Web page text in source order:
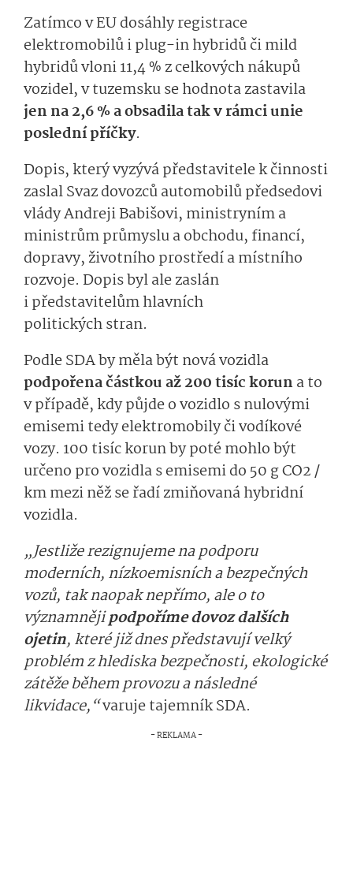
Zatímco v EU dosáhly registrace
elektromobilů i plug-in hybridů či mild
hybridů vloni 11,4 % z celkových nákupů
vozidel, v tuzemsku se hodnota zastavila
jen na 2,6 % a obsadila tak v rámci unie
poslední příčky.
Dopis, který vyzývá představitele k činnosti
zaslal Svaz dovozců automobilů předsedovi
vlády Andreji Babišovi, ministryním a
ministrům průmyslu a obchodu, financí,
dopravy, životního prostředí a místního
rozvoje. Dopis byl ale zaslán
i představitelům hlavních
politických stran.
Podle SDA by měla být nová vozidla
podpořena částkou až 200 tisíc koruna to
v případě, kdy půjde o vozidlo s nulovými
emisemi tedy elektromobily či vodíkové
vozy. 100 tisíc korun by poté mohlo být
určeno pro vozidla s emisemi do 50 g CO2 /
km mezi něž se řadí zmiňovaná hybridní
vozidla.
„Jestliže rezignujeme na podporu
moderních, nízkoemisních a bezpečných
vozů, tak naopak nepřímo, ale o to
významnějipodpoříme dovoz dalších
ojetin, které již dnes představují velký
problém z hlediska bezpečnosti, ekologické
zátěže během provozu a následné
likvidace,“varuje tajemník SDA.